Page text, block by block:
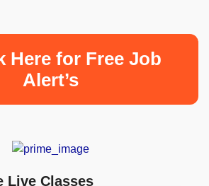
Here for Free Job
Alert’s
Live Classes